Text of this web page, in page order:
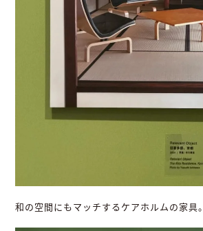
和の空間にもマッチするケアホルムの家具。